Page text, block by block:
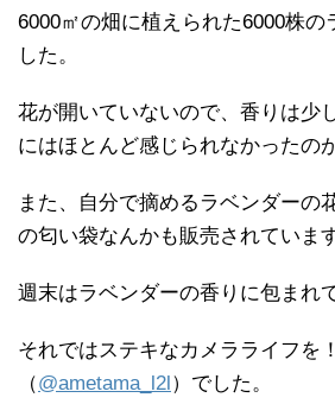
6000㎡の畑に植えられた6000株の
した。
花が開いていないので、香りは少
にはほとんど感じられなかったの
また、自分で摘めるラベンダーの
の匂い袋なんかも販売されています
週末はラベンダーの香りに包まれ
それではステキなカメラライフを
（@ametama_l2l）でした。